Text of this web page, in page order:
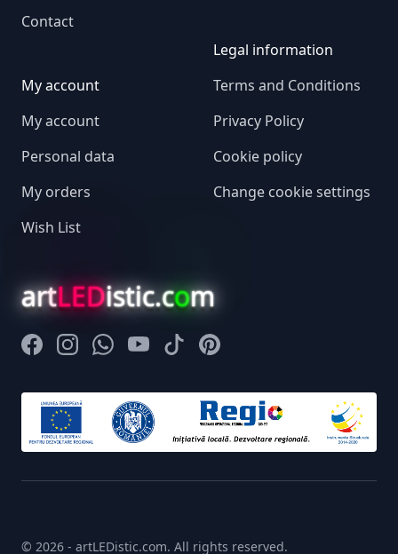
Contact
My account
My account
Personal data
My orders
Wish List
Legal information
Terms and Conditions
Privacy Policy
Cookie policy
Change cookie settings
artLEDistic.com
FacebookInstagramWhatsappYoutubeTiktokPinterest
© 2026 - artLEDistic.com. All rights reserved.